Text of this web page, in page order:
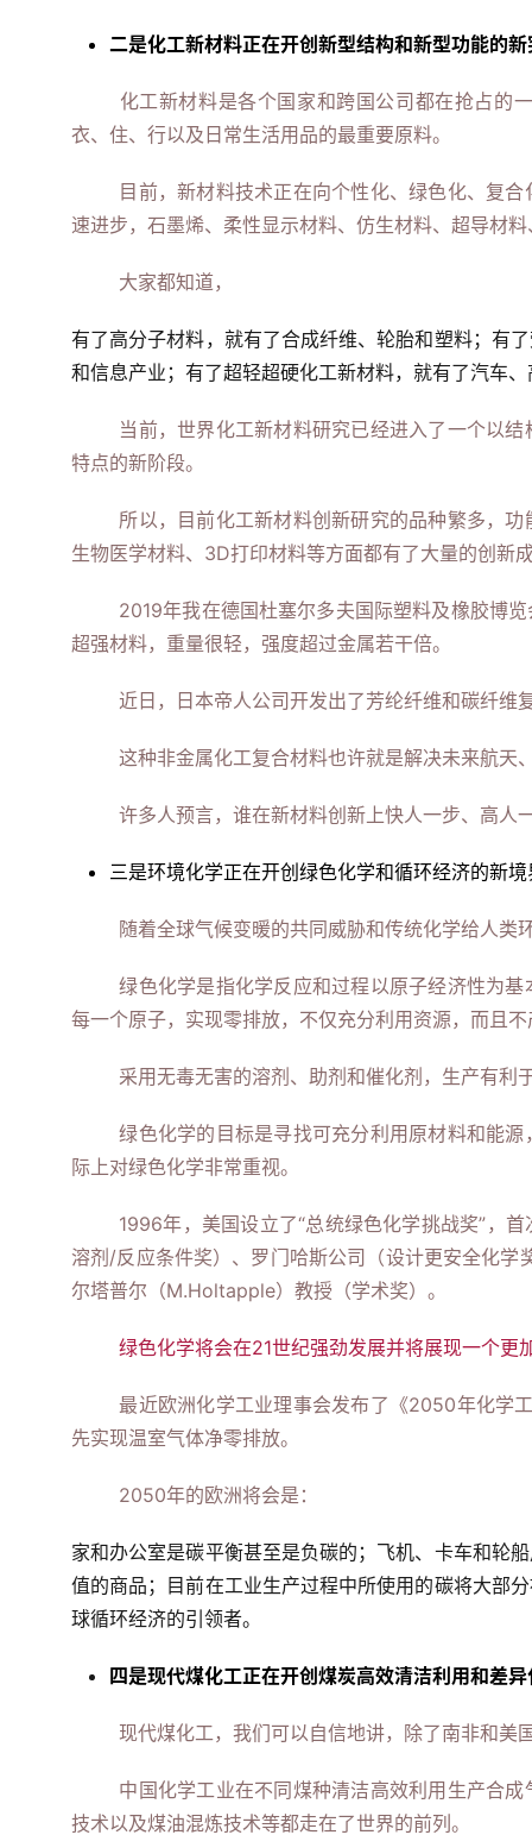
二是化工新材料正在开创新型结构和新型功能的
化工新材料是各个国家和跨国公司都在抢占的
衣、住、行以及日常生活用品的最重要原料。
目前，新材料技术正在向个性化、绿色化、复
速进步，石墨烯、柔性显示材料、仿生材料、超导材
大家都知道，
有了高分子材料，就有了合成纤维、轮胎和塑料；有
和信息产业； 有了超轻超硬化工新材料，就有了汽车
当前，世界化工新材料研究已经进入了一个以
特点的新阶段。
所以，目前化工新材料创新研究的品种繁多，
生物医学材料、3D打印材料等方面都有了大量的创新
2019年我在德国杜塞尔多夫国际塑料及橡胶博
超强材料，重量很轻，强度超过金属若干倍。
近日，日本帝人公司开发出了芳纶纤维和碳纤维
这种非金属化工复合材料也许就是解决未来航天
许多人预言，谁在新材料创新上快人一步、高人
三是环境化学正在开创绿色化学和循环经济的新境
随着全球气候变暖的共同威胁和传统化学给人类
绿色化学是指化学反应和过程以原子经济性为
每一个原子，实现零排放，不仅充分利用资源，而且
采用无毒无害的溶剂、助剂和催化剂，生产有利
绿色化学的目标是寻找可充分利用原材料和能
际上对绿色化学非常重视。
1996年，美国设立了“总统绿色化学挑战奖”，
溶剂/反应条件奖）、罗门哈斯公司（设计更安全化
尔塔普尔（M.Holtapple）教授（学术奖）。
绿色化学将会在21世纪强劲发展并将展现一个更
最近欧洲化学工业理事会发布了《2050年化学
先实现温室气体净零排放。
2050年的欧洲将会是：
家和办公室是碳平衡甚至是负碳的；飞机、卡车和轮
值的商品；
目前在工业生产过程中所使用的碳将大部
球循环经济的引领者。
四是现代煤化工正在开创煤炭高效清洁利用和差
现代煤化工，我们可以自信地讲，除了南非和美
中国化学工业在不同煤种清洁高效利用生产合
技术以及煤油混炼技术等都走在了世界的前列。